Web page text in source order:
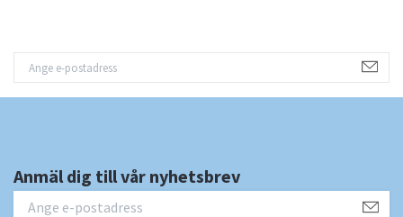
Anmäl dig till vår nyhetsbrev